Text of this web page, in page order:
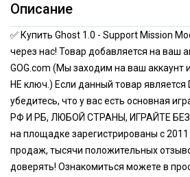
Описание
✅ Купить Ghost 1.0 - Support Mission
через нас! Товар добавляется на ваш
GOG.com (Мы заходим на ваш аккаунт
НЕ ключ.) Если данный товар является
убедитесь, что у вас есть основная
РФ И РБ, ЛЮБОЙ СТРАНЫ, ИГРАЙТЕ
на площадке зарегистрированы с
продаж, тысячи положительных
доверять! Ознакомиться можете в